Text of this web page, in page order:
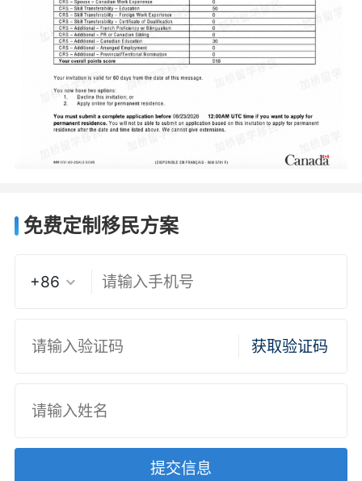
免费定制移民方案
+86
获取验证码
提交信息